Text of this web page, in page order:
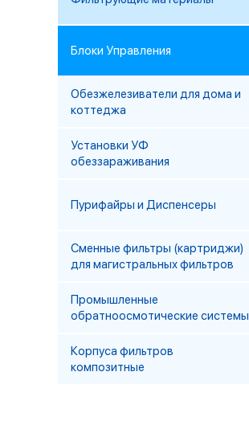
Блоки Управления
Обезжелезиватели для дома и
коттеджа
Установки УФ
обеззараживания
Пурифайры и Диспенсеры
Сменные фильтры (картриджи)
для магистральных фильтров
Промышленные
обратноосмотические системы
Корпуса фильтров
композитные